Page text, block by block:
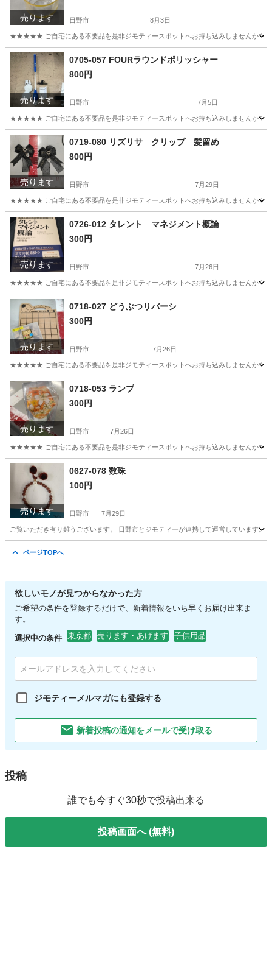
売ります 日野市 8月3日
★★★★★ ご自宅にある不要品を是非ジモティースポットへお持ち込みしませんか？
東京 日野市
売ります
0705-057 FOURラウンドポリッシャー
800円
日野市 7月5日
★★★★★ ご自宅にある不要品を是非ジモティースポットへお持ち込みしませんか？
東京 日野市 現地
売ります
0719-080 リズリサ クリップ 髪留め
800円
日野市 7月29日
★★★★★ ご自宅にある不要品を是非ジモティースポットへお持ち込みしませんか？
東京 日野市 アクセサリー 現地
売ります
0726-012 タレント マネジメント概論
300円
日野市 7月26日
★★★★★ ご自宅にある不要品を是非ジモティースポットへお持ち込みしませんか？
東京 日野市 ビジネス、経済 現地
売ります
0718-027 どうぶつリバーシ
300円
日野市 7月26日
★★★★★ ご自宅にある不要品を是非ジモティースポットへお持ち込みしませんか？
東京 日野市 ボードゲーム 現地
売ります
0718-053 ランプ
300円
日野市 7月26日
★★★★★ ご自宅にある不要品を是非ジモティースポットへお持ち込みしませんか？
東京 日野市 現地
売ります
0627-078 数珠
100円
日野市 7月29日
ご覧いただき有り難うございます。 日野市とジモティーが連携して運営していま
ページTOPへ
欲しいモノが見つからなかった方
ご希望の条件を登録するだけで、新着情報をいち早くお届け出来ま
す。
選択中の条件 東京都 売ります・あげます 子供用品
ジモティーメルマガにも登録する
新着投稿の通知をメールで受け取る
投稿
誰でも今すぐ30秒で投稿出来る
投稿画面へ (無料)